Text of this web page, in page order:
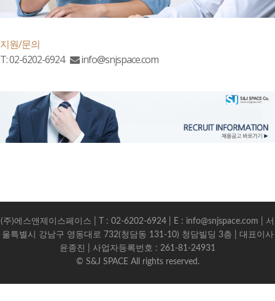
지원/문의
T: 02-6202-6924
info@snjspace.com
(주)에스앤제이스페이스 | T : 02-6202-6924 | E : info@snjspace.com | 서
울특별시 강남구 영동대로 732(청담동 131-10) 청담빌딩 3층 | 대표이사
윤종진 | 사업자등록번호 : 261-81-24931
© S&J SPACE All rights reserved.